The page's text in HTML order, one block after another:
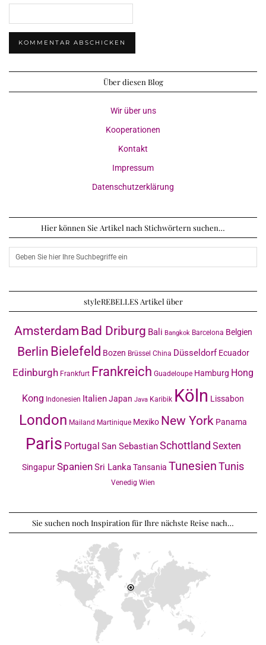
Über diesen Blog
Wir über uns
Kooperationen
Kontakt
Impressum
Datenschutzerklärung
Hier können Sie Artikel nach Stichwörtern suchen…
styleREBELLES Artikel über
Amsterdam Bad Driburg Bali Bangkok Barcelona Belgien
Berlin Bielefeld Bozen Brüssel China Düsseldorf Ecuador
Edinburgh Frankfurt Frankreich Guadeloupe Hamburg Hong
Kong Indonesien ItalienJapan Java Karibik Köln Lissabon
London Mailand Martinique Mexiko New York Panama
Paris Portugal San SebastianSchottland Sexten
SingapurSpanienSri LankaTansania TunesienTunis
Venedig Wien
Sie suchen noch Inspiration für Ihre nächste Reise nach…